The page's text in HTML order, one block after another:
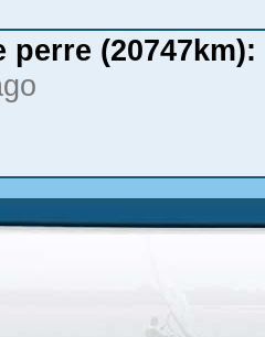
perre (20747km):